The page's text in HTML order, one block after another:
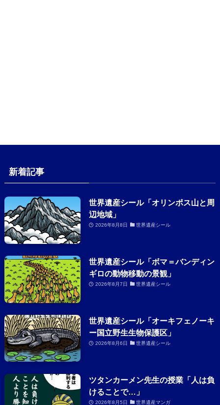
新着記事
世界遺産シール「オリンポス山と周
辺地域」
2026年8月8日 世界遺産シール
世界遺産シール「ボマ＝バンディン
ギロの動物移動の景観」
2026年8月7日 世界遺産シール
世界遺産シール「オーキフェノーキ
ー国立野生生物保護区」
2026年8月6日 世界遺産シール
ツタンカーメン先生の授業「人は負
けることで…」
2026年8月5日 世界遺産マンガ